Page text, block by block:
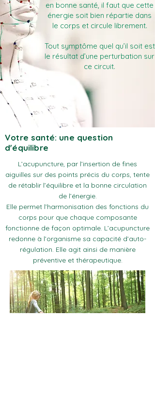
en bonne santé, il faut que cette
énergie soit bien répartie dans
le corps et circule librement.
Tout symptôme quel qu’il soit est
le résultat d’une perturbation sur
ce circuit.
Votre santé: une question
d'équilibre
L’acupuncture, par l’insertion de fines
aiguilles sur des points précis du corps, tente
de rétablir l’équilibre et la bonne circulation
de l’énergie.
Elle permet l’harmonisation des fonctions du
corps pour que chaque composante
fonctionne de façon optimale. L’acupuncture
redonne à l’organisme sa capacité d’auto-
régulation. Elle agit ainsi de manière
préventive et thérapeutique.